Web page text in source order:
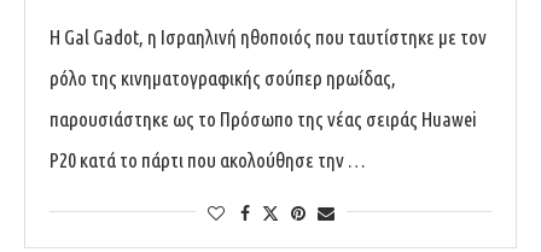
H Gal Gadot, η Ισραηλινή ηθοποιός που ταυτίστηκε με τον
ρόλο της κινηματογραφικής σούπερ ηρωίδας,
παρουσιάστηκε ως το Πρόσωπο της νέας σειράς Huawei
P20 κατά το πάρτι που ακολούθησε την …